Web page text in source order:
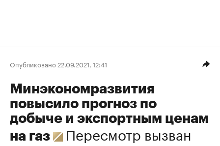
Опубликовано 22.09.2021, 12:41
Минэкономразвития
повысило прогноз по
добыче и экспортным ценам
на газ
Пересмотр вызван